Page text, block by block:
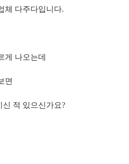
체 다주다입니다.
게 나오는데
면
신 적 있으신가요?